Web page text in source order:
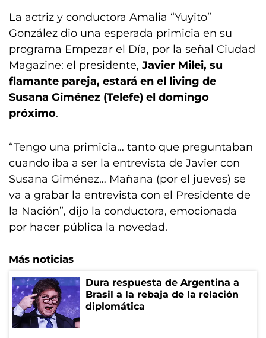
La actriz y conductora Amalia “Yuyito”
González dio una esperada primicia en su
programa Empezar el Día, por la señal Ciudad
Magazine: el presidente, Javier Milei, su
flamante pareja, estará en el living de
Susana Giménez (Telefe) el domingo
próximo.
“Tengo una primicia… tanto que preguntaban
cuando iba a ser la entrevista de Javier con
Susana Giménez… Mañana (por el jueves) se
va a grabar la entrevista con el Presidente de
la Nación”, dijo la conductora, emocionada
por hacer pública la novedad.
Más noticias
Dura respuesta de Argentina a
Brasil a la rebaja de la relación
diplomática